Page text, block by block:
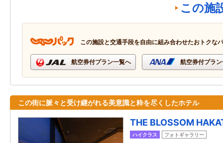
この施
この施設と交通手段を自由に組み合わせたおトクな
航空券付プラン一覧へ 航空券付プラ
この街に脈々と受け継がれる美意識と粋を尽くしたホテル
THE BLOSSOM
ハイクラス フォトギャラリー